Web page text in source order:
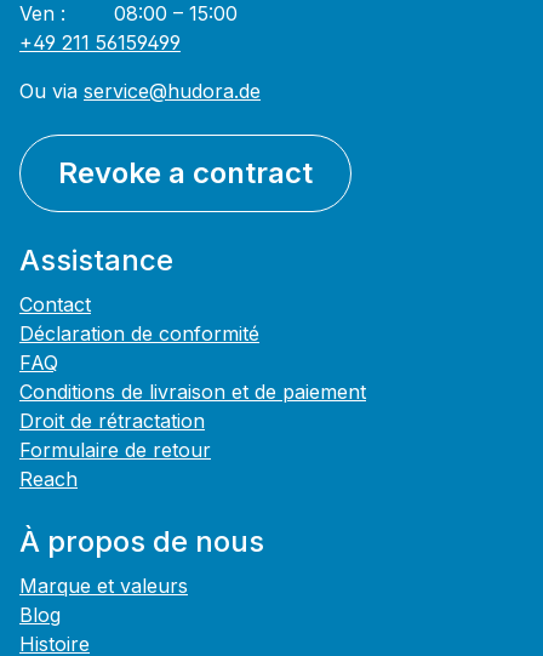
Ven : 08:00 – 15:00
+49 211 56159499
Ou via service@hudora.de
Revoke a contract
Assistance
Contact
Déclaration de conformité
FAQ
Conditions de livraison et de paiement
Droit de rétractation
Formulaire de retour
Reach
À propos de nous
Marque et valeurs
Blog
Histoire